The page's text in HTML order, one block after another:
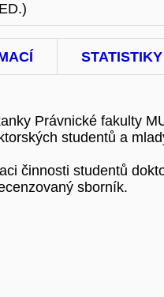
STATISTIKY
Právnické fakulty
studentů a
činnosti studentů
sborník.